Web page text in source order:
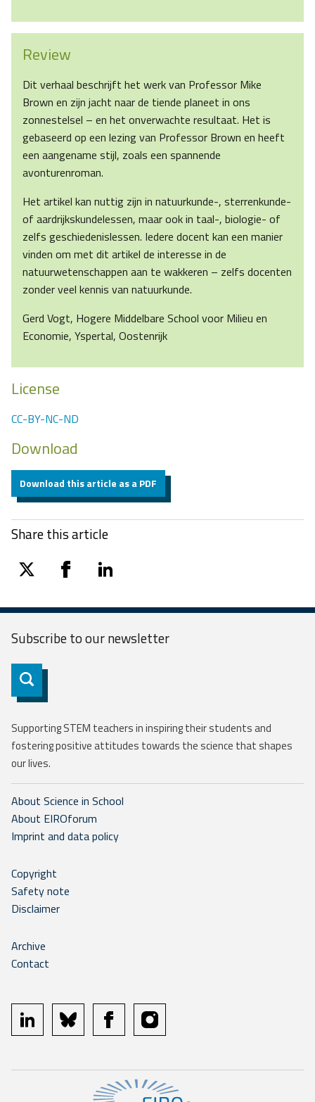
Review
Dit verhaal beschrijft het werk van Professor Mike
Brown en zijn jacht naar de tiende planeet in ons
zonnestelsel – en het onverwachte resultaat. Het is
gebaseerd op een lezing van Professor Brown en heeft
een aangename stijl, zoals een spannende
avonturenroman.
Het artikel kan nuttig zijn in natuurkunde-, sterrenkunde-
of aardrijkskundelessen, maar ook in taal-, biologie- of
zelfs geschiedenislessen. Iedere docent kan een manier
vinden om met dit artikel de interesse in de
natuurwetenschappen aan te wakkeren – zelfs docenten
zonder veel kennis van natuurkunde.
Gerd Vogt, Hogere Middelbare School voor Milieu en
Economie, Yspertal, Oostenrijk
License
CC-BY-NC-ND
Download
Download this article as a PDF
Share this article
twitter facebooklinkedin
Subscribe to ournewsletter
Subscribe
Supporting STEM teachers in inspiring their students and
fostering positive attitudes towards the science that shapes
our lives.
About Science in School
About EIROforum
Imprint and data policy
Copyright
Safety note
Disclaimer
Archive
Contact
linkedin bluesky facebookinstagram